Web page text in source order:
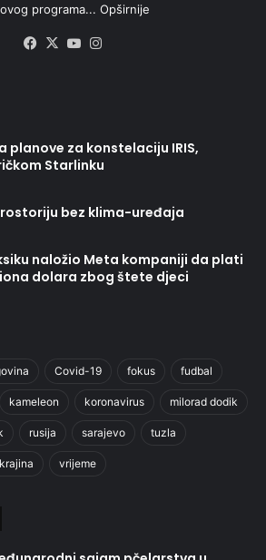
programa... Opširnije
Facebook
X YouTube
planove za konstelaciju IRIS,
Starlinku
bez klima-uređaja
naložio Meta kompaniji da plati
dolara zbog štete djeci
Covid-19 fokus fudbal
kameleon koronavirus milorad dodik
rusija sarajevo tuzla
vrijeme